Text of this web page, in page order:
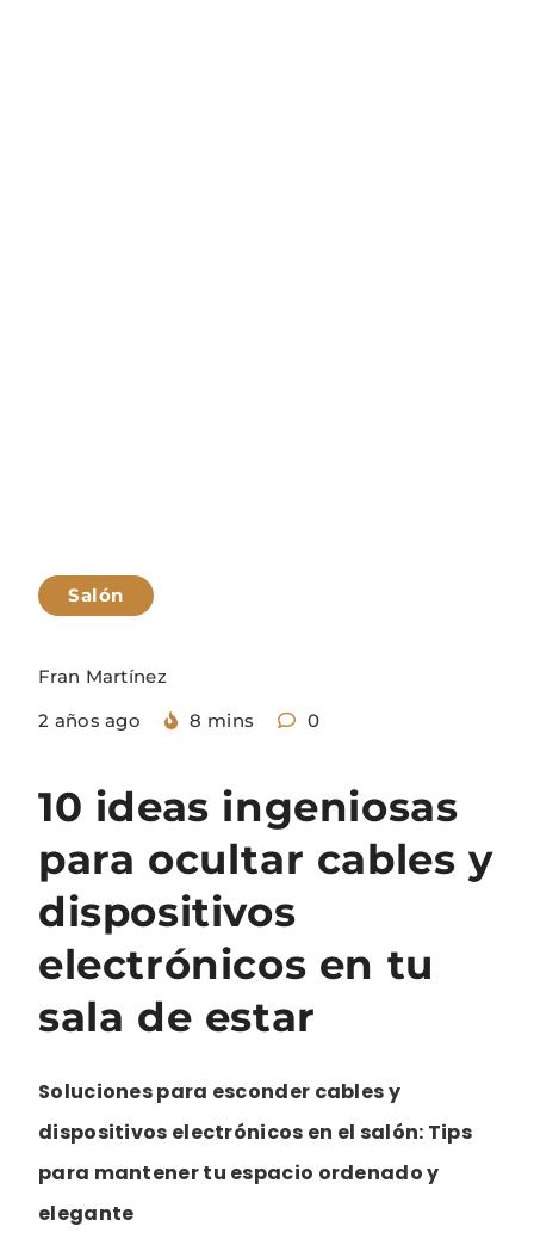
Salón
Fran Martínez
2 años ago
8 mins 0
10 ideas ingeniosas
para ocultar cables y
dispositivos
electrónicos en tu
sala de estar
Soluciones para esconder cables y
dispositivos electrónicos en el salón: Tips
para mantener tu espacio ordenado y
elegante